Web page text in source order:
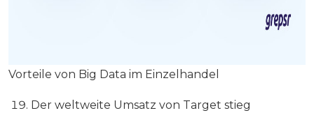
Vorteile von Big Data im Einzelhandel
Der weltweite Umsatz von Target stieg